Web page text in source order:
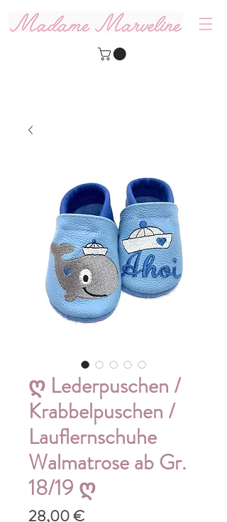
ღ Lederpuschen /
Krabbelpuschen /
Lauflernschuhe
Walmatrose ab Gr.
18/19 ღ
28,00 €Preis